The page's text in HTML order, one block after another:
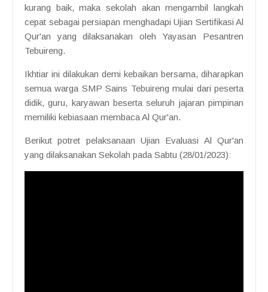
kurang baik, maka sekolah akan mengambil langkah
cepat sebagai persiapan menghadapi Ujian Sertifikasi Al
Qur'an yang dilaksanakan oleh Yayasan Pesantren
Tebuireng.
Ikhtiar ini dilakukan demi kebaikan bersama, diharapkan
semua warga SMP Sains Tebuireng mulai dari peserta
didik, guru, karyawan beserta seluruh jajaran pimpinan
memiliki kebiasaan membaca Al Qur'an.
Berikut potret pelaksanaan Ujian Evaluasi Al Qur'an
yang dilaksanakan Sekolah pada Sabtu (28/01/2023):